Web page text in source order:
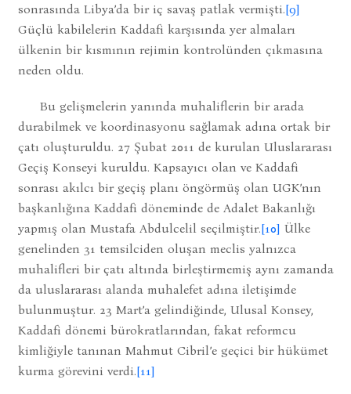
sonrasında Libya’da bir iç savaş patlak vermişti.[9]
Güçlü kabilelerin Kaddafi karşısında yer almaları
ülkenin bir kısmının rejimin kontrolünden çıkmasına
neden oldu.
Bu gelişmelerin yanında muhaliflerin bir arada
durabilmek ve koordinasyonu sağlamak adına ortak bir
çatı oluşturuldu. 27 Şubat 2011 de kurulan Uluslararası
Geçiş Konseyi kuruldu. Kapsayıcı olan ve Kaddafi
sonrası akılcı bir geçiş planı öngörmüş olan UGK’nın
başkanlığına Kaddafi döneminde de Adalet Bakanlığı
yapmış olan Mustafa Abdulcelil seçilmiştir.[10] Ülke
genelinden 31 temsilciden oluşan meclis yalnızca
muhalifleri bir çatı altında birleştirmemiş aynı zamanda
da uluslararası alanda muhalefet adına iletişimde
bulunmuştur. 23 Mart’a gelindiğinde, Ulusal Konsey,
Kaddafi dönemi bürokratlarından, fakat reformcu
kimliğiyle tanınan Mahmut Cibril’e geçici bir hükümet
kurma görevini verdi.[11]